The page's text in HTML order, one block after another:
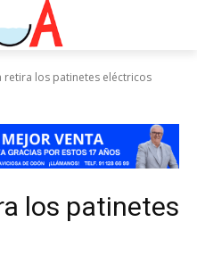
retira los patinetes eléctricos
los patinetes